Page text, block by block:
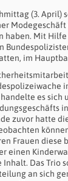
(3. April)
haben. Mit
im
es sich
zuvor hatte
Frauen diese
einen
Das Trio
an sich